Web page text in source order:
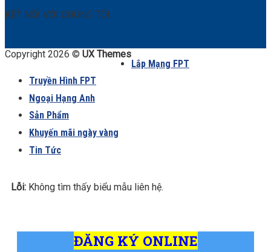
KẾT NỐI VỚI CHÚNG TÔI
Copyright 2026 © UX Themes
Lắp Mạng FPT
Truyền Hình FPT
Ngoại Hạng Anh
Sản Phẩm
Khuyến mãi ngày vàng
Tin Tức
Lỗi: Không tìm thấy biểu mẫu liên hệ.
ĐĂNG KÝ ONLINE